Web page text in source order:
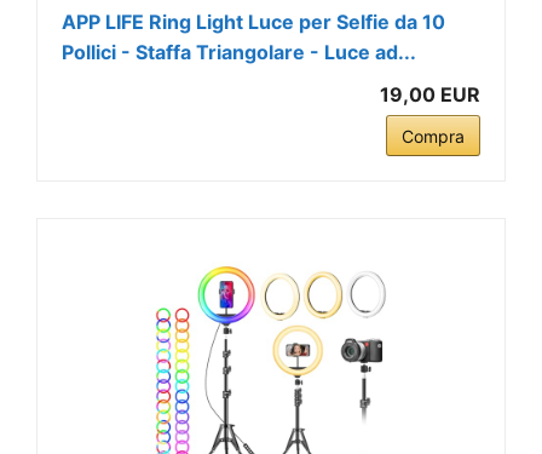
APP LIFE Ring Light Luce per Selfie da 10
Pollici - Staffa Triangolare - Luce ad...
19,00 EUR
Compra